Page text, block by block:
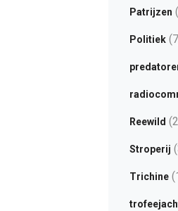
Patrijzen
Politiek
Reewild
Stroperij
Trichine